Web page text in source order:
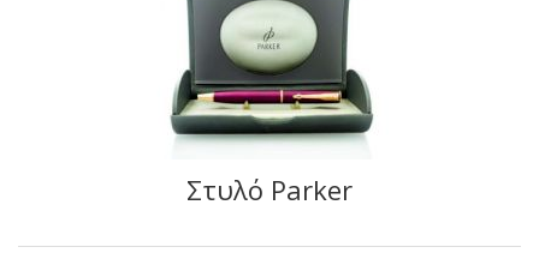
Στυλό Parker